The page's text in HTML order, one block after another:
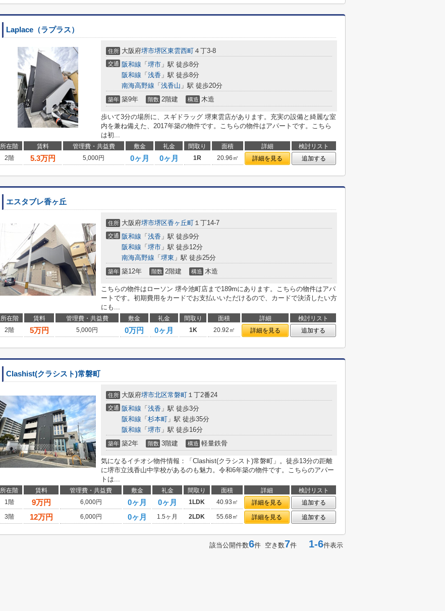
Laplace（ラプラス）
住所 大阪府堺市堺区東雲西町 ４丁3-8
交通 阪和線 「 堺市 」駅 徒歩8分
阪和線 「 浅香 」駅 徒歩8分
南海高野線 「 浅香山 」駅 徒歩20分
築年 築9年 階数 2階建 構造 木造
歩いて3分の場所に、スギドラッグ 堺東雲店があります。充実の設備と綺麗な室
内を兼ね備えた、2017年築の物件です。こちらの物件はアパートです。こちら
は初...
所在階 賃料 管理費・共益費 敷金 礼金 間取り 面積 詳細
検討リスト
2階
5.3万円 5,000円 0ヶ月 0ヶ月 1R 20.96㎡ 詳細を見る 追加する
エスタブレ香ヶ丘
住所 大阪府堺市堺区香ヶ丘町 １丁14-7
交通 阪和線 「 浅香 」駅 徒歩9分
阪和線 「 堺市 」駅 徒歩12分
南海高野線 「 堺東 」駅 徒歩25分
築年 築12年 階数 2階建 構造 木造
こちらの物件はローソン 堺今池町店まで189mにあります。こちらの物件はアパ
ートです。初期費用をカードでお支払いいただけるので、カードで決済したい方
にも...
所在階 賃料 管理費・共益費 敷金 礼金 間取り 面積 詳細
検討リスト
2階
5万円 5,000円 0万円 0ヶ月 1K 20.92㎡ 詳細を見る 追加する
Clashist(クラシスト)常磐町
住所 大阪府堺市北区常磐町 １丁2番24
交通 阪和線 「 浅香 」駅 徒歩3分
阪和線 「 杉本町 」駅 徒歩35分
阪和線 「 堺市 」駅 徒歩16分
築年 築2年 階数 3階建 構造 軽量鉄骨
気になるイチオシ物件情報：「Clashist(クラシスト)常磐町」。徒歩13分の距離
に堺市立浅香山中学校があるのも魅力。令和6年築の物件です。こちらのアパー
トは...
所在階 賃料 管理費・共益費 敷金 礼金 間取り 面積 詳細
検討リスト
1階
9万円 6,000円 0ヶ月 0ヶ月 1LDK 40.93㎡ 詳細を見る
追加する
3階
12万円 6,000円 0ヶ月 1.5ヶ月 2LDK 55.68㎡ 詳細を見る 追加する
該当公開件数6件 空き数7件 1-6件表示